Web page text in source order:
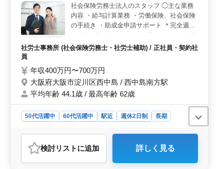
など基本的な待遇あり＞ 雇用保険・労災保険・健康保
険・厚生年金を完備しています。交通費支給や賞与もあ
り、待遇面の条件がそろっています。安心して働きやす
い職場です。
社会保険労務士法人のスタッフ ◯主な業務
内容 ・給与計算業務 ・労働保険、社会保険
の手続き ・助成金申請サポート ＊完全週休
2日制（土日祝休み） ＊年間休日120日 ＊駅
チカ ＊交通費実費支給（上限なし） ＊賞与
のキャリアを活かして活躍中です。
社労士事務所 (社会保険労務士・社労士補助) / 正社員・契約社
員
年収400万円〜700万円
大阪府大阪市淀川区西中島 / 西中島南方駅
平均年齢 44.1歳 / 最高年齢 62歳
50代活躍中 60代活躍中 駅近 週休2日制
長期
おすすめポイント
＜社労士事務所経験を活かせる業務内容＞ 給与計算業
務や労働保険・社会保険の手続き、助成金申請のサポー
検討リスト に追加 詳しく見る